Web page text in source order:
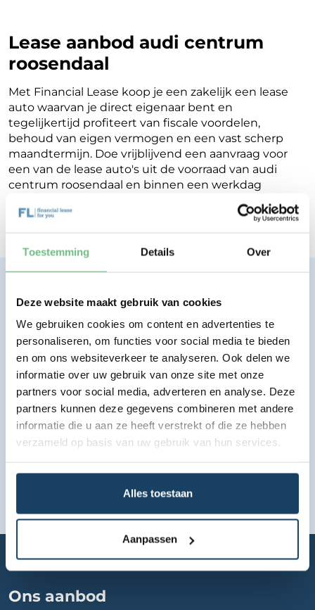
Toestemming Details Over
Deze website maakt gebruik van cookies
We gebruiken cookies om content en advertenties te
personaliseren, om functies voor social media te bieden
en om ons websiteverkeer te analyseren. Ook delen we
informatie over uw gebruik van onze site met onze
partners voor social media, adverteren en analyse. Deze
partners kunnen deze gegevens combineren met andere
informatie die u aan ze heeft verstrekt of die ze hebben
verzameld op basis van uw gebruik van hun services.
Alles toestaan
Aanpassen
Lease aanbod audi centrum
roosendaal
Met Financial Lease koop je een zakelijk een lease
auto waarvan je direct eigenaar bent en
tegelijkertijd profiteert van fiscale voordelen,
behoud van eigen vermogen en een vast scherp
maandtermijn. Doe vrijblijvend een aanvraag voor
een van de lease auto's uit de voorraad van audi
centrum roosendaal en binnen een werkdag
ontvang je terugkoppeling op de mogelijkheden
voor jouw Financial Lease.
Eenvoudig, transparant, vertrouwd.
Bekijk lease aanbod
Ons aanbod